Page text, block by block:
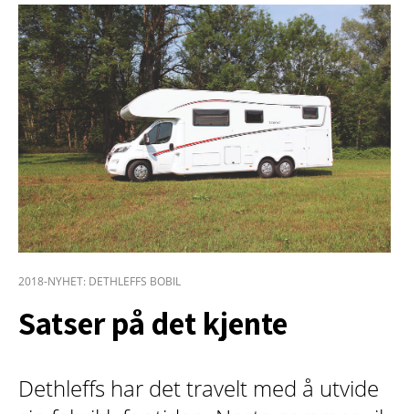
2018-NYHET: DETHLEFFS BOBIL
Satser på det kjente
Dethleffs har det travelt med å utvide